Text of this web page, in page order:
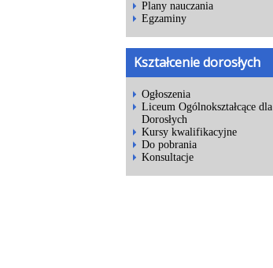
Plany nauczania
Egzaminy
Kształcenie dorosłych
Ogłoszenia
Liceum Ogólnokształcące dla
Dorosłych
Kursy kwalifikacyjne
Do pobrania
Konsultacje